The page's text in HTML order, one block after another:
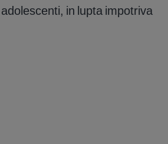
in lupta impotriva